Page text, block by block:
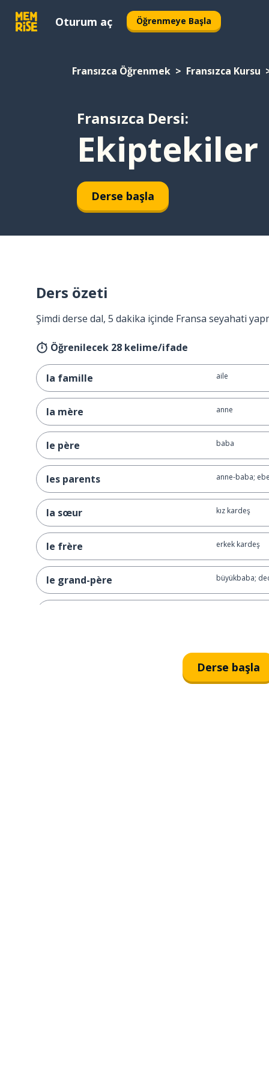
Oturum aç Öğrenmeye Başla
Fransızca Öğrenmek Fransızca Kursu
Fransızca Dersi:
Ekiptekiler
Derse başla
Ders özeti
Şimdi derse dal, 5 dakika içinde Fransa seyahati
Öğrenilecek 28 kelime/ifade
la famille aile
la mère anne
le père baba
les parents anne-baba;
la sœur kız kardeş
le frère erkek kardeş
le grand-père büyükbaba;
Derse başla